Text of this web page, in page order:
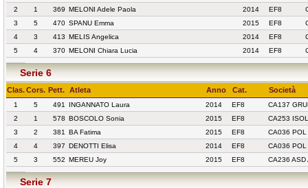
2
1 369 MELONI Adele Paola 2014 EF8
3
5 470 SPANU Emma 2015 EF8
4
3 413 MELIS Angelica 2014 EF8
5
4 370 MELONI Chiara Lucia 2014 EF8
Serie 6
Clas.Cors. Pett. Atleta Anno Cat. Società
1 5 491 INGANNATO Laura 2014 EF8
CA137
2
1 578 BOSCOLO Sonia 2015 EF8
CA253
3
2 381 BA Fatima 2015 EF8
CA036 POL
4
4 397 DENOTTI Elisa 2014 EF8
CA036 POL
5
3 552 MEREU Joy 2015 EF8 CA236 ASD
Serie 7